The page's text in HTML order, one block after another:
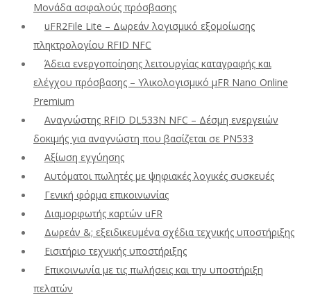
Μονάδα ασφαλούς πρόσβασης
uFR2File Lite – Δωρεάν λογισμικό εξομοίωσης
πληκτρολογίου RFID NFC
Άδεια ενεργοποίησης λειτουργίας καταγραφής και
ελέγχου πρόσβασης – Υλικολογισμικό μFR Nano Online
Premium
Αναγνώστης RFID DL533N NFC – Δέσμη ενεργειών
δοκιμής για αναγνώστη που βασίζεται σε PN533
Αξίωση εγγύησης
Αυτόματοι πωλητές με ψηφιακές λογικές συσκευές
Γενική φόρμα επικοινωνίας
Διαμορφωτής καρτών uFR
Δωρεάν &; εξειδικευμένα σχέδια τεχνικής υποστήριξης
Εισιτήριο τεχνικής υποστήριξης
Επικοινωνία με τις πωλήσεις και την υποστήριξη
πελατών